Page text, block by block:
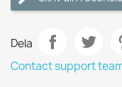
Dela
Contact support